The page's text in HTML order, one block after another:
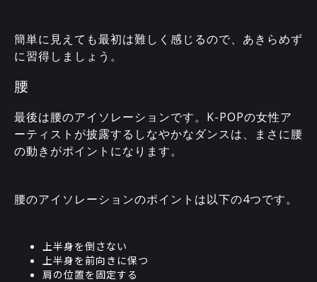
簡単に見えても最初は難しく感じるので、あきらめず
に習得しましょう。
腰
最後は腰のアイソレーションです。K-POPの女性ア
ーティストが披露するしなやかなダンスは、まさに腰
の動きがポイントになります。
腰のアイソレーションのポイントは以下の4つです。
上半身を倒さない
上半身を前向きに保つ
肩の位置を固定する